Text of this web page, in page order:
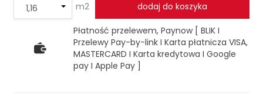
m2 dodaj do koszyka
Płatność przelewem, Paynow [ BLIK I
Przelewy Pay-by-link I Karta płatnicza VISA,
MASTERCARD I Karta kredytowa I Google
pay I Apple Pay ]